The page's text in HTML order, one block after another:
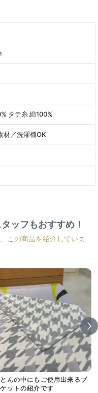
タテ糸 綿100%
材／洗濯機OK
ッフもおすすめ！
この商品を紹介していま
んの中にもご使用出来るブ
ットの紹介です